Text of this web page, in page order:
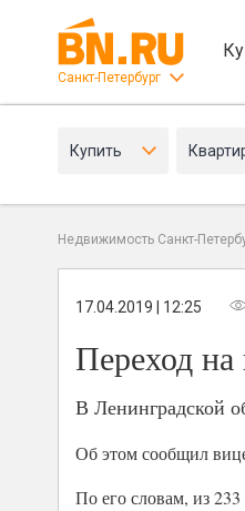
Санкт-Петербург
Купить
Недвижимость Санкт-
17.04.2019 | 12:25
Переход
В Ленинградской
Об этом сообщил
По его словам, из